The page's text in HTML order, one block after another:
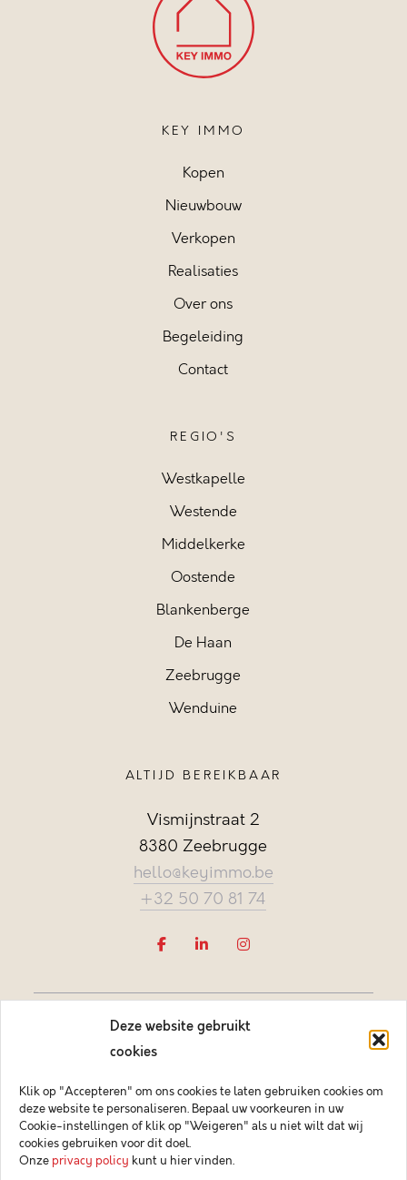
Deze website gebruikt
cookies
Klik op "Accepteren" om ons cookies te laten gebruiken cookies om
deze website te personaliseren. Bepaal uw voorkeuren in uw
Cookie-instellingen of klik op "Weigeren" als u niet wilt dat wij
cookies gebruiken voor dit doel.
Onze privacy policy kunt u hier vinden.
KEY IMMO
Kopen
Nieuwbouw
Verkopen
Realisaties
Over ons
Begeleiding
Contact
REGIO'S
Westkapelle
Westende
Middelkerke
Oostende
Blankenberge
De Haan
Zeebrugge
Wenduine
ALTIJD BEREIKBAAR
Vismijnstraat 2
8380 Zeebrugge
hello@keyimmo.be
+32 50 70 81 74
Vastgoedmakelaar-bemiddelaar BIV België BIV 505084
Ondernemingsnummer BTW-BE 0878.744.081 BA &
borgstelling via NV AXA Belgium (polisnr. 730.390.160)